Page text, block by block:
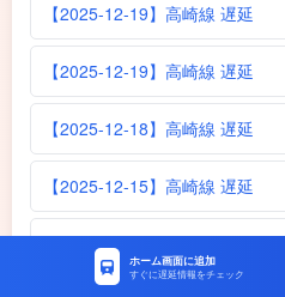
【2025-12-19】高崎線 遅延
【2025-12-19】高崎線 遅延
【2025-12-18】高崎線 遅延
【2025-12-15】高崎線 遅延
【2025-12-14】高崎線 遅延
ホーム画面に追加
すぐに遅延情報をチェック